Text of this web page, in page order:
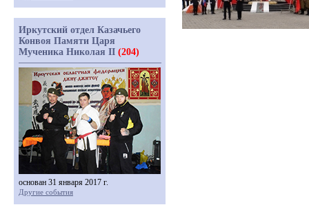
Иркутский отдел Казачьего
Конвоя Памяти Царя
Мученика Николая II (204)
основан 31 января 2017 г.
Другие события